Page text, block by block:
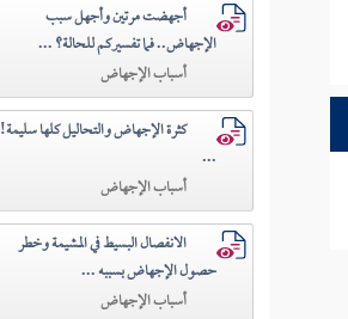
أجهضت مرتين وأجهل سبب
الإجهاض.. فما تفسيركم للحالة؟ ...
أسباب الإجهاض
كثرة الإجهاض والتحاليل كلها سليمة!
...
أسباب الإجهاض
الانفصال البسيط في المشيمة وخطر
حصول الإجهاض بسببه ...
أسباب الإجهاض